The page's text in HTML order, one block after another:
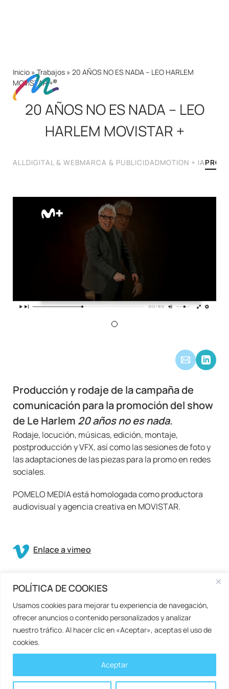
POLÍTICA DE COOKIES
Usamos cookies para mejorar tu experiencia de navegación,
ofrecer anuncios o contenido personalizados y analizar
nuestro tráfico. Al hacer clic en «Aceptar», aceptas el uso de
cookies.
Aceptar
Inicio »Trabajos » 20 AÑOS NO ES NADA – LEO HARLEM
MOVISTAR +
20 AÑOS NO ES NADA – LEO
HARLEM MOVISTAR +
ALLDIGITAL & WEBMARCA & PUBLICIDADMOTION + IA
Producción y rodaje de la campaña de
comunicación para la promoción del show
de Le Harlem 20 años no es nada.
Rodaje, locución, músicas, edición, montaje,
postproducción y VFX, así como las sesiones de foto y
las adaptaciones de las piezas para la promo en redes
sociales.
POMELO MEDIA está homologada como productora
audiovisual y agencia creativa en MOVISTAR.
Enlace a vimeo
Siguiente: "SEGURO POR DÍAS" - AXA »
POMELO MEDIA ® - 2026
Aviso legal Política de cookies